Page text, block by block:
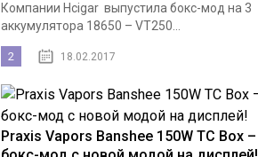
Компании Hcigar выпустила бокс-мод на 3
аккумулятора 18650 – VT250...
2 18.02.2017
Praxis Vapors Banshee 150W TC Box –